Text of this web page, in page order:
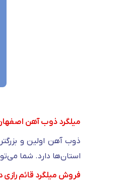
میلگرد ذوب آهن
ذوب آهن اولین و
استان‌ها دارد. شما
فروش میلگرد قائم رازی